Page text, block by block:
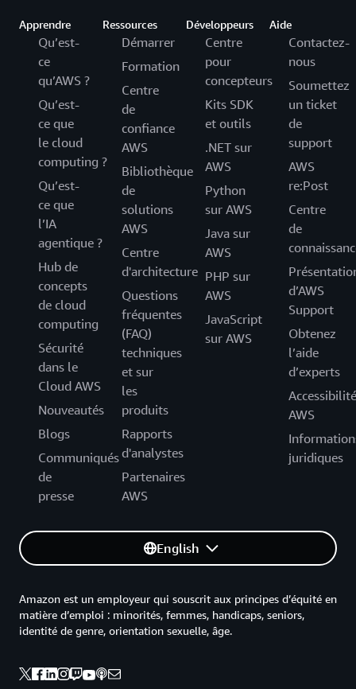
Apprendre
Qu’est-
ce
qu’AWS ?
Qu’est-
ce que
le cloud
computing ?
Qu’est-
ce que
l’IA
agentique ?
Hub de
concepts
de cloud
computing
Sécurité
dans le
Cloud AWS
Nouveautés
Blogs
Communiqués
de
presse
Ressources
Démarrer
Formation
Centre
de
confiance
AWS
Bibliothèque
de
solutions
AWS
Centre
d'architecture
Questions
fréquentes
(FAQ)
techniques
et sur
les
produits
Rapports
d'analystes
Partenaires
AWS
Développeurs
Centre
pour
concepteurs
Kits SDK
et outils
.NET sur
AWS
Python
sur AWS
Java sur
AWS
PHP sur
AWS
JavaScript
sur AWS
Aide
Contactez-
nous
Soumettez
un ticket
de
support
AWS
re:Post
Centre
de
d’AWS
Support
Obtenez
l’aide
d’experts
Accessibilité
AWS
juridiques
English
Amazon est un employeur qui souscrit aux principes d’équité en
matière d’emploi : minorités, femmes, handicaps, seniors,
identité de genre, orientation sexuelle, âge.